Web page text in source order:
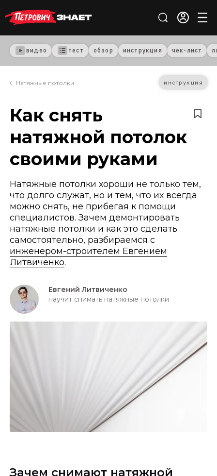
видео тест обзор инструкция чек-лист
Натяжные потолки инструкция
Как снять
натяжной потолок
своими руками
Евгений Литвиченко
научит снимать натяжные потолки
Натяжные потолки хороши не только тем,
что долго служат, но и тем, что их всегда
можно снять, не прибегая к помощи
специалистов. Зачем демонтировать
натяжные потолки и как это сделать
самостоятельно, разбираемся с
инженером-строителем Евгением
Литвиченко.
Зачем снимают натяжной